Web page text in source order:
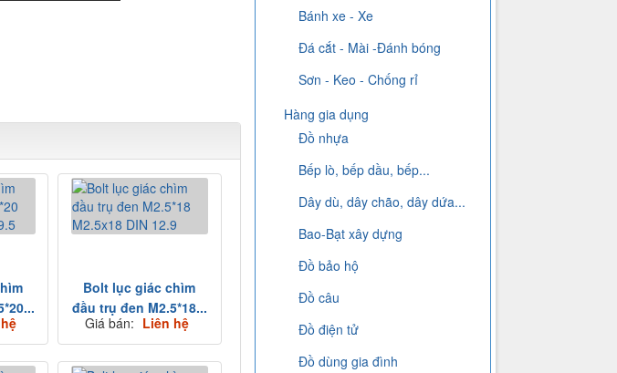
Bolt lục giác chìm
đầu trụ đen M2.5*18...
Giá bán: Liên hệ
Bánh xe - Xe
Đá cắt - Mài -Đánh bóng
Sơn - Keo - Chống rỉ
Hàng gia dụng
Đồ nhựa
Bếp lò, bếp dầu, bếp...
Dây dù, dây chão, dây dứa...
Bao-Bạt xây dựng
Đồ bảo hộ
Đồ câu
Đồ điện tử
Đồ dùng gia đình